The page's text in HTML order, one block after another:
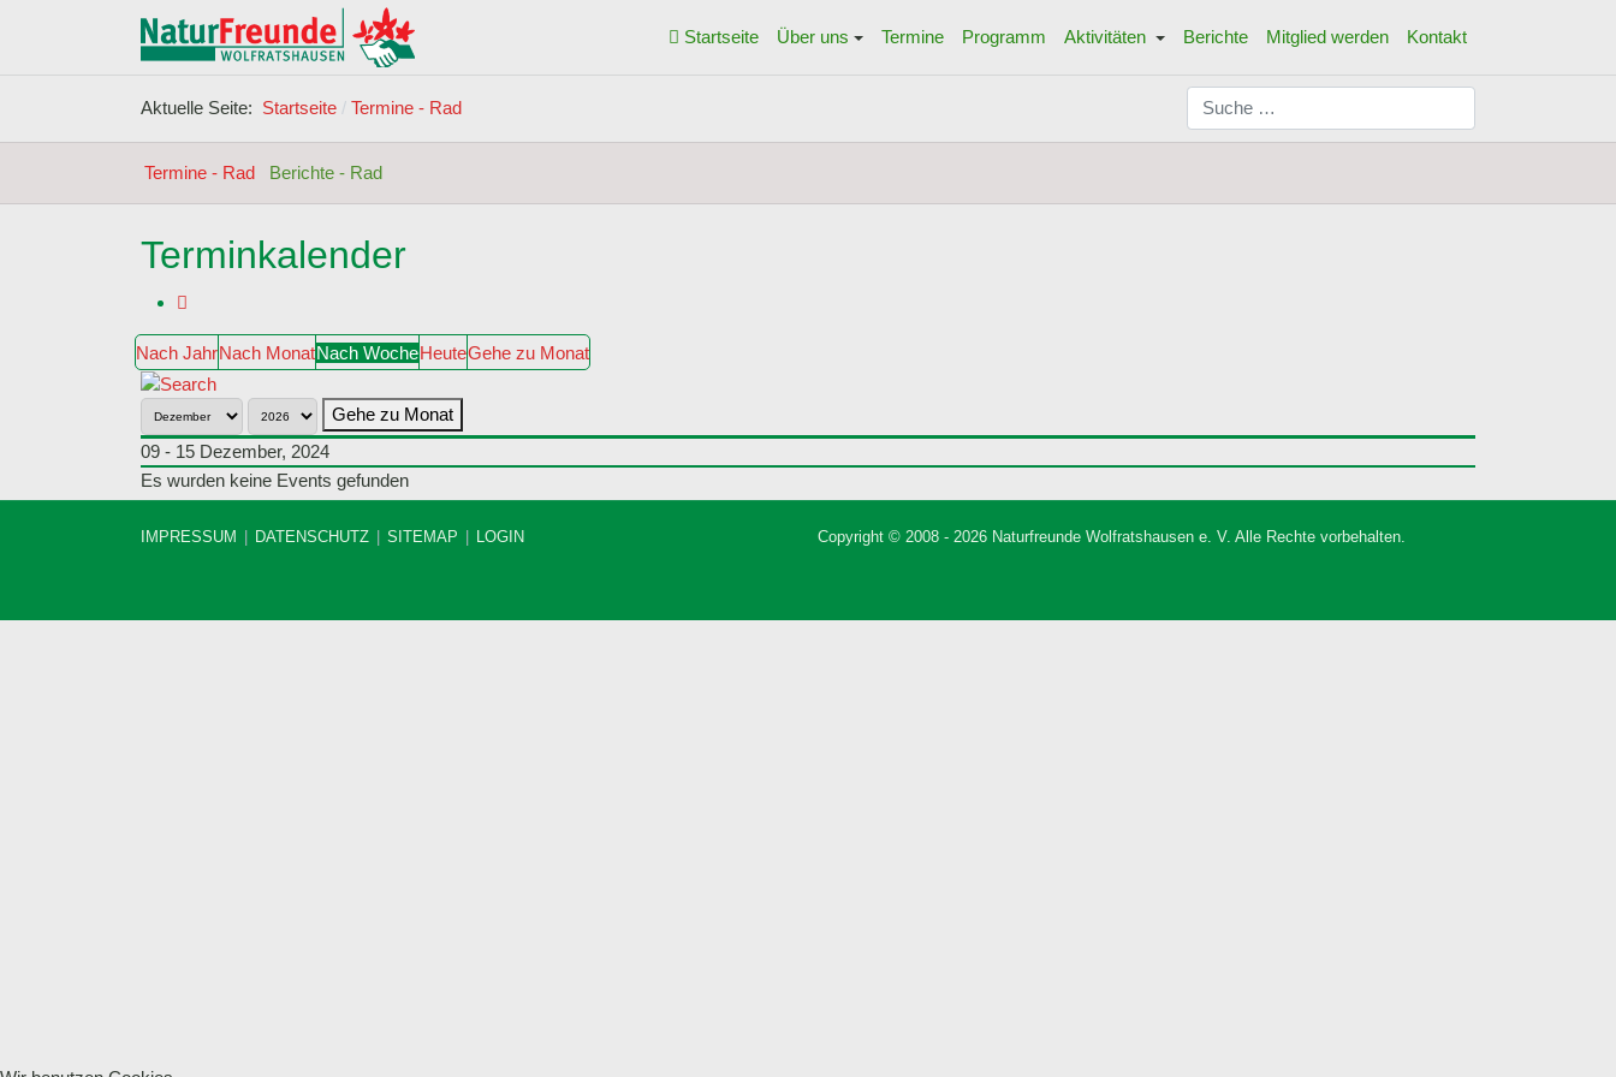
Startseite Über uns Termine Programm Aktivitäten Berichte Mitglied werden Kontakt
Aktuelle Seite: Startseite Termine - Rad Suchen
Termine - Rad Berichte - Rad
Terminkalender
Nach JahrNach MonatNach WocheHeuteGehe zu Monat
Gehe zu Monat
09 - 15 Dezember, 2024
Es wurden keine Events gefunden
IMPRESSUM DATENSCHUTZ SITEMAP LOGIN Copyright © 2008 - 2026 Naturfreunde Wolfratshausen e. V. Alle Rechte vorbehalten.